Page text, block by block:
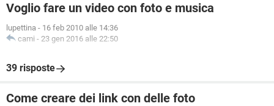
Voglio fare un video con foto e musica
lupettina - 16 feb 2010 alle 14:36
cami - 23 gen 2016 alle 22:50
39 risposte
Come creare dei link con delle foto